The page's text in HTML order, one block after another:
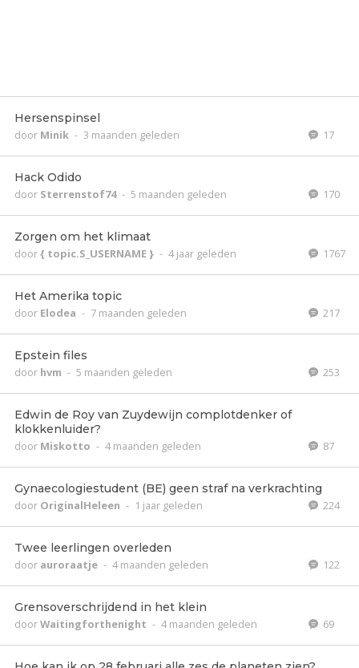
Hersenspinsel
door Minik - 3 maanden geleden 17
Hack Odido
door Sterrenstof74 - 5 maanden geleden 170
Zorgen om het klimaat
door{ topic.S_USERNAME } - 4 jaar geleden 1767
Het Amerika topic
door Elodea - 7 maanden geleden 217
Epstein files
door hvm - 5 maanden geleden 253
Edwin de Roy van Zuydewijn complotdenker of
klokkenluider?
door Miskotto - 4 maanden geleden 87
Gynaecologiestudent (BE) geen straf na verkrachting
door OriginalHeleen - 1 jaar geleden 224
Twee leerlingen overleden
door auroraatje - 4 maanden geleden 122
Grensoverschrijdend in het klein
doorWaitingforthenight - 4 maanden geleden 69